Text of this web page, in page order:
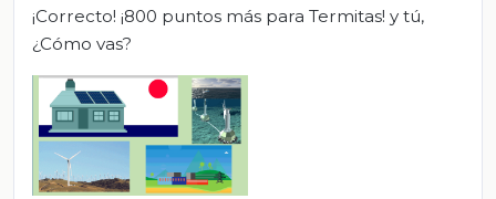
¡Correcto! ¡800 puntos más para Termitas! y tú,
¿Cómo vas?